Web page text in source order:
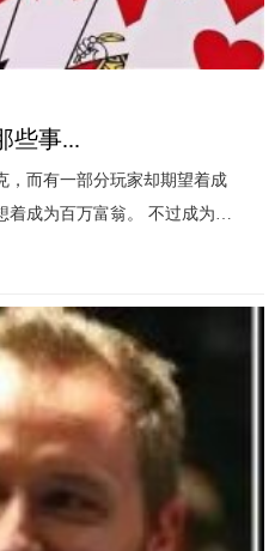
些事...
，而有一部分玩家却期望着成
着成为百万富翁。 不过成为一